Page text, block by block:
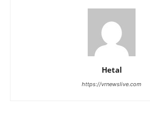
Hetal
https://vrnewslive.com